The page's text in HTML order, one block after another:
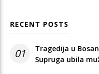
RECENT POSTS
01
Tragedija u
Supruga ubila